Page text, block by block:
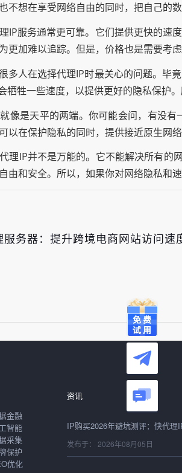
不想在享受网络自由的同时，把自己的
IP服务通常更可靠。它们提供更快的速
更加难以追踪。但是，价格也是需要考
多人在选择代理IP时最关心的问题。毕
牺牲一些速度，以提供更好的隐私保护
像是天平的两端。你可能会问，有没
以在保护隐私的同时，提供接近原生网
理IP并不是万能的。它不能解决所有
由和安全。所以，如果你对网络隐私和
服务器：提升跨境电商网站访问
金融
智能
采集
保护
优化
资讯
发布于： 2026年08月06日
发布于： 2026年08月05日